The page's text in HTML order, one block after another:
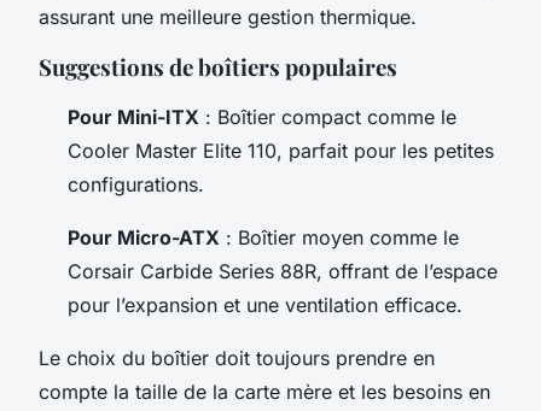
assurant une meilleure gestion thermique.
Suggestions de boîtiers populaires
Pour Mini-ITX : Boîtier compact comme le
Cooler Master Elite 110, parfait pour les petites
configurations.
Pour Micro-ATX : Boîtier moyen comme le
Corsair Carbide Series 88R, offrant de l’espace
pour l’expansion et une ventilation efficace.
Le choix du boîtier doit toujours prendre en
compte la taille de la carte mère et les besoins en